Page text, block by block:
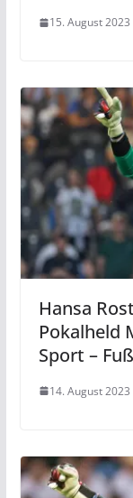
15. August 2023
Hansa
Pokalheld
Sport –
14. August 2023